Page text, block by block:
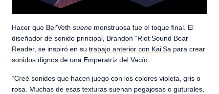
Hacer que Bel'Veth suene monstruosa fue el toque final. El
diseñador de sonido principal, Brandon “Riot Sound Bear”
Reader, se inspiró en su trabajo anterior con Kai'Sa para crear
sonidos dignos de una Emperatriz del Vacío.
“Creé sonidos que hacen juego con los colores violeta, gris o
rosa. Muchas de esas texturas suenan pegajosas o guturales,